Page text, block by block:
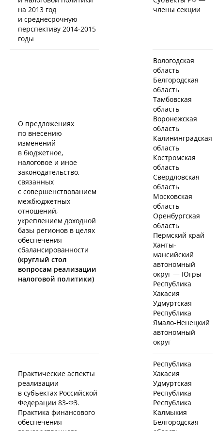
на 2013 год
и среднесрочную
перспективу 2014-2015
годы
члены секции
О предложениях
по внесению
изменений
в бюджетное,
налоговое и иное
законодательство,
связанных
с совершенствованием
межбюджетных
отношений,
укреплением доходной
базы регионов в целях
обеспечения
сбалансированности
(круглый стол
вопросам реализации
налоговой политики)
Вологодская
область
Белгородская
область
Тамбовская
область
Воронежская
область
Калининградская
область
Костромская
область
Свердловская
область
Московская
область
Оренбургская
область
Пермский край
Ханты-
мансийский
автономный
округ — Югры
Республика
Хакасия
Удмуртская
Республика
Ямало-Ненецкий
автономный
округ
Практические аспекты
реализации
в субъектах Российской
Федерации 83-ФЗ.
Практика финансового
обеспечения
Республика
Хакасия
Удмуртская
Республика
Республика
Калмыкия
Белгородская